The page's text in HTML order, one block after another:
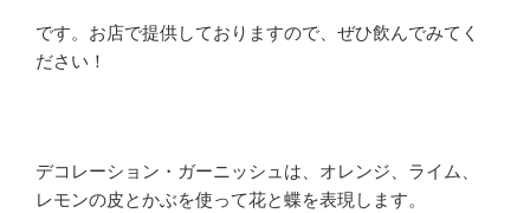
です。お店で提供しておりますので、ぜひ飲んでみてく
ださい！
デコレーション・ガーニッシュは、オレンジ、ライム、
レモンの皮とかぶを使って花と蝶を表現します。